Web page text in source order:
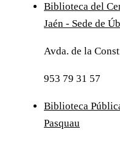
Biblioteca del
Jaén - Sede de
Avda. de la
953 79 31 57
Biblioteca
Pasquau